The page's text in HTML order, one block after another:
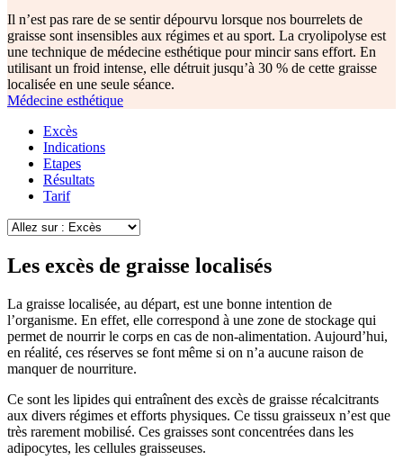
Il n’est pas rare de se sentir dépourvu lorsque nos bourrelets de
graisse sont insensibles aux régimes et au sport. La cryolipolyse est
une technique de médecine esthétique pour mincir sans effort. En
utilisant un froid intense, elle détruit jusqu’à 30 % de cette graisse
localisée en une seule séance.
Médecine esthétique
Excès
Indications
Etapes
Résultats
Tarif
Les excès de graisse localisés
La graisse localisée, au départ, est une bonne intention de
l’organisme. En effet, elle correspond à une zone de stockage qui
permet de nourrir le corps en cas de non-alimentation. Aujourd’hui,
en réalité, ces réserves se font même si on n’a aucune raison de
manquer de nourriture.
Ce sont les lipides qui entraînent des excès de graisse récalcitrants
aux divers régimes et efforts physiques. Ce tissu graisseux n’est que
très rarement mobilisé. Ces graisses sont concentrées dans les
adipocytes, les cellules graisseuses.